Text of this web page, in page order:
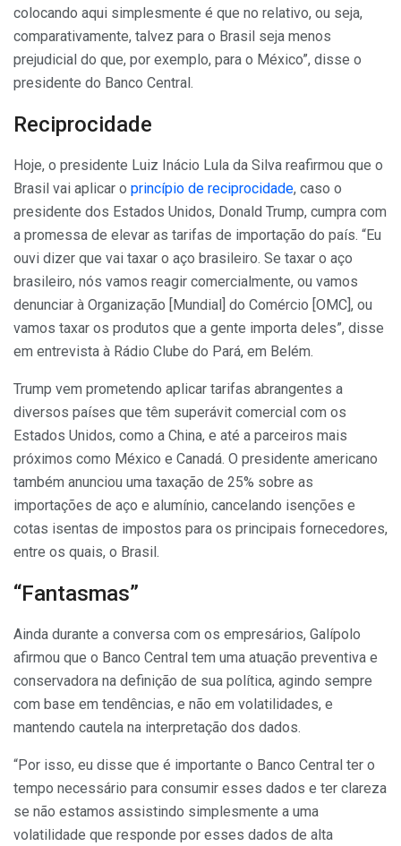
colocando aqui simplesmente é que no relativo, ou seja,
comparativamente, talvez para o Brasil seja menos
prejudicial do que, por exemplo, para o México”, disse o
presidente do Banco Central.
Reciprocidade
Hoje, o presidente Luiz Inácio Lula da Silva reafirmou que o
Brasil vai aplicar o princípio de reciprocidade, caso o
presidente dos Estados Unidos, Donald Trump, cumpra com
a promessa de elevar as tarifas de importação do país. “Eu
ouvi dizer que vai taxar o aço brasileiro. Se taxar o aço
brasileiro, nós vamos reagir comercialmente, ou vamos
denunciar à Organização [Mundial] do Comércio [OMC], ou
vamos taxar os produtos que a gente importa deles”, disse
em entrevista à Rádio Clube do Pará, em Belém.
Trump vem prometendo aplicar tarifas abrangentes a
diversos países que têm superávit comercial com os
Estados Unidos, como a China, e até a parceiros mais
próximos como México e Canadá. O presidente americano
também anunciou uma taxação de 25% sobre as
importações de aço e alumínio, cancelando isenções e
cotas isentas de impostos para os principais fornecedores,
entre os quais, o Brasil.
“Fantasmas”
Ainda durante a conversa com os empresários, Galípolo
afirmou que o Banco Central tem uma atuação preventiva e
conservadora na definição de sua política, agindo sempre
com base em tendências, e não em volatilidades, e
mantendo cautela na interpretação dos dados.
“Por isso, eu disse que é importante o Banco Central ter o
tempo necessário para consumir esses dados e ter clareza
se não estamos assistindo simplesmente a uma
volatilidade que responde por esses dados de alta